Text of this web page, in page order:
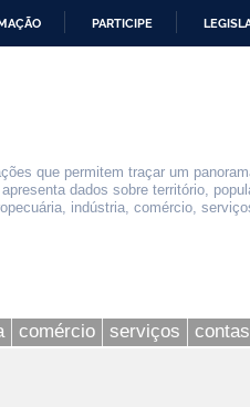
PARTICIPE
que permitem traçar um
dados sobre território,
indústria, comércio,
comércio serviços